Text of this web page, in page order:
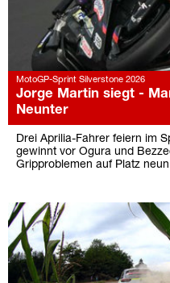
MotoGP-Sprint Silverstone 2026
Jorge Martin siegt -
Neunter
Drei Aprilia-Fahrer feiern im
gewinnt vor Ogura und
Gripproblemen auf Platz